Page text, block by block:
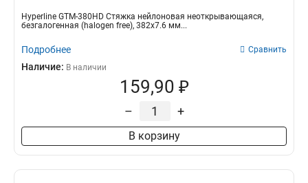
Hyperline GTM-380HD Стяжка нейлоновая неоткрывающаяся,
безгалогенная (halogen free), 382x7.6 мм...
Подробнее Сравнить
Наличие: В наличии
159,90 ₽
– +
В корзину